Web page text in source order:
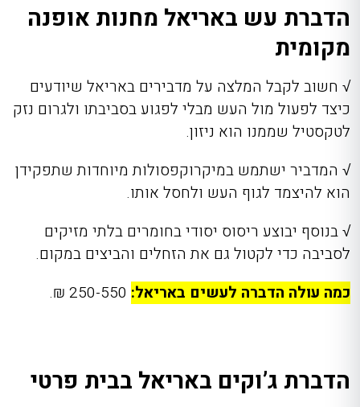
הדברת עש באריאל מחנות אופנה
מקומית
√ חשוב לקבל המלצה על מדבירים באריאל שיודעים
כיצד לפעול מול העש מבלי לפגוע בסביבתו ולגרום נזק
לטקסטיל שממנו הוא ניזון.
√ המדביר ישתמש במיקרוקפסולות מיוחדות שתפקידן
הוא להיצמד לגוף העש ולחסל אותו.
√בנוסף יבוצע ריסוס יסודי בחומרים בלתי מזיקים
לסביבה כדי לקטול גם את הזחלים והביצים במקום.
כמה עולה הדברה לעשים באריאל:
הדברת ג’וקים באריאל בבית פרטי